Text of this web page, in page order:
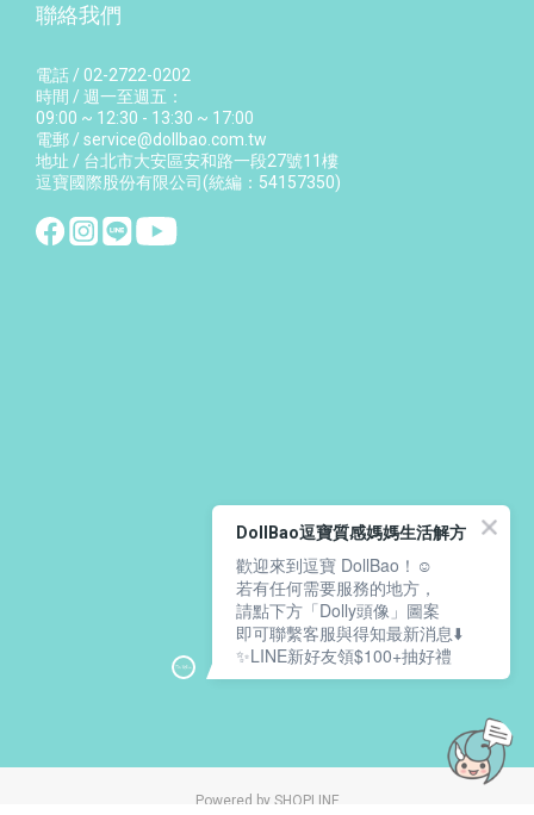
聯絡我們
電話 / 02-2722-0202
時間 / 週一至週五：
09:00 ~ 12:30 - 13:30 ~ 17:00
電郵 / service@dollbao.com.tw
地址 / 台北市大安區安和路一段27號11樓
逗寶國際股份有限公司(統編：54157350)
Powered by SHOPLINE
DollBao逗寶質感媽媽生活解方
歡迎來到逗寶 DollBao！☺️
若有任何需要服務的地方，
請點下方「Dolly頭像」圖案
即可聯繫客服與得知最新消息⬇️
✨LINE新好友領$100+抽好禮